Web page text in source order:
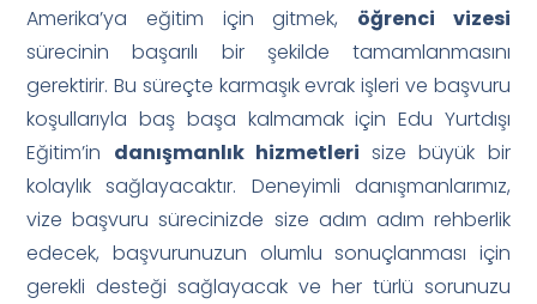
Amerika’ya eğitim için gitmek, öğrenci vizesi
sürecinin başarılı bir şekilde tamamlanmasını
gerektirir. Bu süreçte karmaşık evrak işleri ve başvuru
koşullarıyla baş başa kalmamak için Edu Yurtdışı
Eğitim’in danışmanlık hizmetleri size büyük bir
kolaylık sağlayacaktır. Deneyimli danışmanlarımız,
vize başvuru sürecinizde size adım adım rehberlik
edecek, başvurunuzun olumlu sonuçlanması için
gerekli desteği sağlayacak ve her türlü sorunuzu